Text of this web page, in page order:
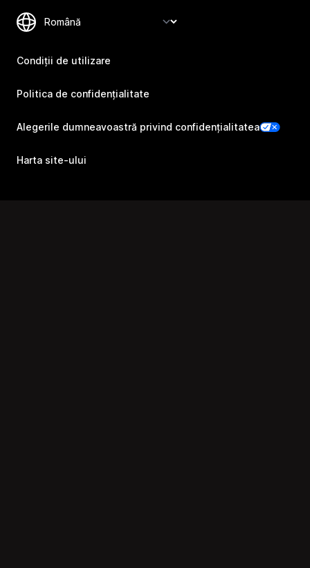
Condiții de utilizare
Politica de confidențialitate
Alegerile dumneavoastră privind confidențialitatea
Harta site-ului